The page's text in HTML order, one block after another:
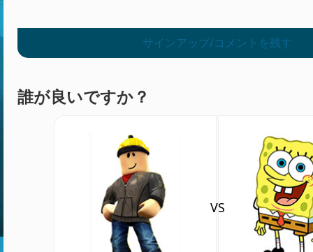
サインアップ/コメントを残す
誰が良いですか？
VS